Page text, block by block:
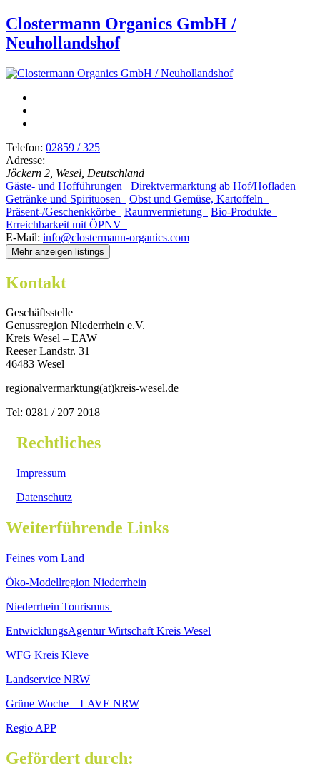
Clostermann Organics GmbH /
Neuhollandshof
Telefon: 02859 / 325
Adresse:
Jöckern 2, Wesel, Deutschland
Gäste- und Hofführungen
Direktvermarktung ab Hof/Hofladen
Getränke und Spirituosen
Obst und Gemüse, Kartoffeln
Präsent-/Geschenkkörbe
Raumvermietung
Bio-Produkte
Erreichbarkeit mit ÖPNV
E-Mail: info@clostermann-organics.com
Mehr anzeigen listings
Kontakt
Geschäftsstelle
Genussregion Niederrhein e.V.
Kreis Wesel – EAW
Reeser Landstr. 31
46483 Wesel
regionalvermarktung(at)kreis-wesel.de
Tel: 0281 / 207 2018
Rechtliches
Impressum
Datenschutz
Weiterführende Links
Feines vom Land
Öko-Modellregion Niederrhein
Niederrhein Tourismus
EntwicklungsAgentur Wirtschaft Kreis Wesel
WFG Kreis Kleve
Landservice NRW
Grüne Woche – LAVE NRW
Regio APP
Gefördert durch: